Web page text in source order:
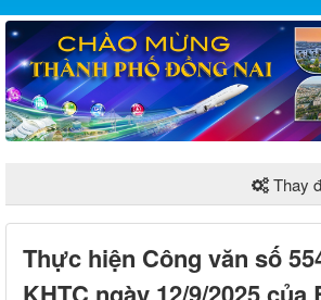
Thay
Thực hiện Công văn số